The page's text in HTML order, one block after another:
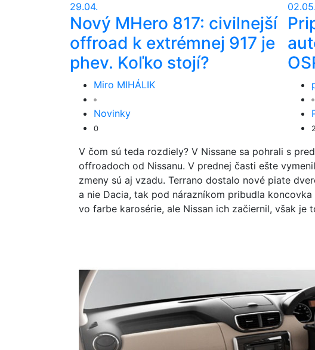
29.04.
Nový MHero 817: civilnejší
offroad k extrémnej 917 je
phev. Koľko stojí?
Miro MIHÁLIK
Novinky
0
02.05.
2
V čom sú teda rozdiely? V Nissane sa pohrali s
offroadoch od Nissanu. V prednej časti ešte
zmeny sú aj vzadu. Terrano dostalo nové piate
a nie Dacia, tak pod nárazníkom pribudla
vo farbe karosérie, ale Nissan ich začiernil, však je